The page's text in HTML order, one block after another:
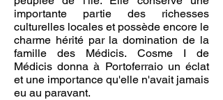
importante partie des richesses
culturelles locales et possède encore le
charme hérité par la domination de la
famille des Médicis. Cosme I de
Médicis donna à Portoferraio un éclat
et une importance qu'elle n'avait jamais
eu au paravant.